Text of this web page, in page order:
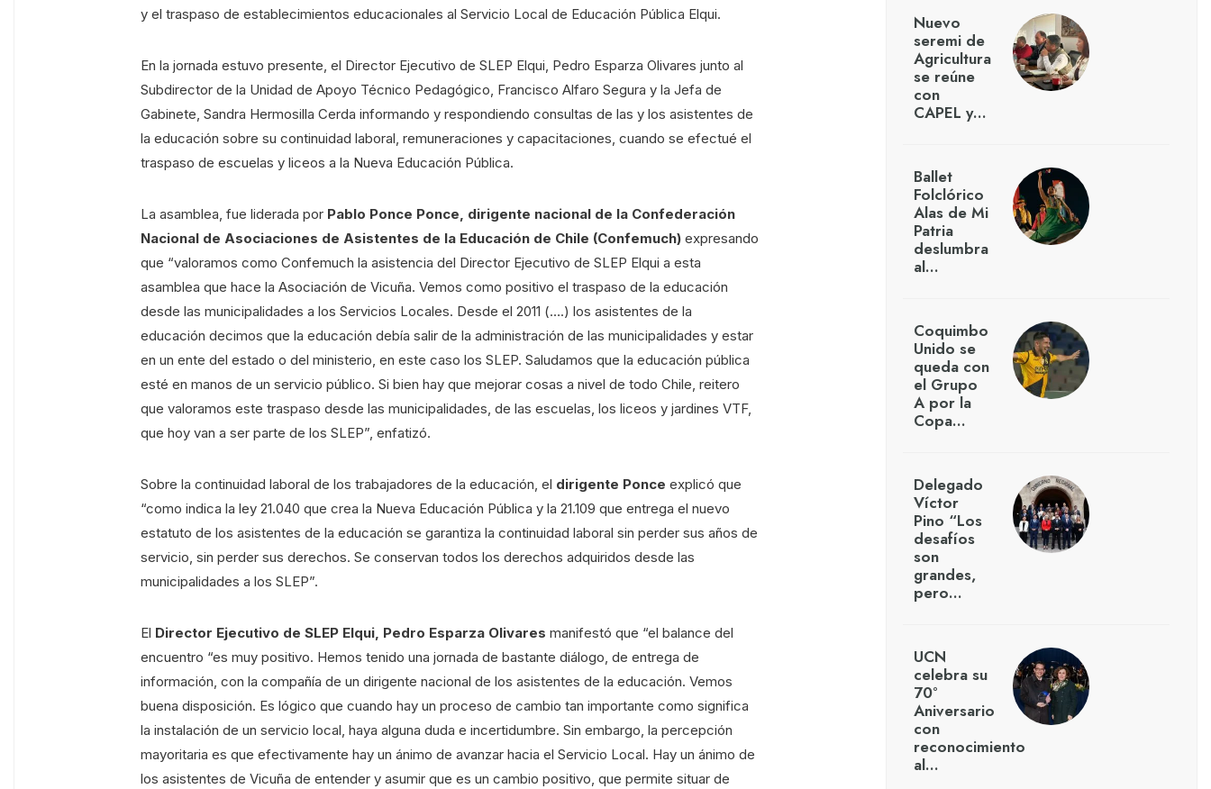
y el traspaso de establecimientos educacionales al Servicio Local de Educación Pública Elqui.
En la jornada estuvo presente, el Director Ejecutivo de SLEP Elqui, Pedro Esparza Olivares junto al
Subdirector de la Unidad de Apoyo Técnico Pedagógico, Francisco Alfaro Segura y la Jefa de
Gabinete, Sandra Hermosilla Cerda informando y respondiendo consultas de las y los asistentes de
la educación sobre su continuidad laboral, remuneraciones y capacitaciones, cuando se efectué el
traspaso de escuelas y liceos a la Nueva Educación Pública.
La asamblea, fue liderada por Pablo Ponce Ponce, dirigente nacional de la Confederación
Nacional de Asociaciones de Asistentes de la Educación de Chile (Confemuch) expresando
que “valoramos como Confemuch la asistencia del Director Ejecutivo de SLEP Elqui a esta
asamblea que hace la Asociación de Vicuña. Vemos como positivo el traspaso de la educación
desde las municipalidades a los Servicios Locales. Desde el 2011 (….) los asistentes de la
educación decimos que la educación debía salir de la administración de las municipalidades y estar
en un ente del estado o del ministerio, en este caso los SLEP. Saludamos que la educación pública
esté en manos de un servicio público. Si bien hay que mejorar cosas a nivel de todo Chile, reitero
que valoramos este traspaso desde las municipalidades, de las escuelas, los liceos y jardines VTF,
que hoy van a ser parte de los SLEP”, enfatizó.
Sobre la continuidad laboral de los trabajadores de la educación, el dirigente Ponce explicó que
“como indica la ley 21.040 que crea la Nueva Educación Pública y la 21.109 que entrega el nuevo
estatuto de los asistentes de la educación se garantiza la continuidad laboral sin perder sus años de
servicio, sin perder sus derechos. Se conservan todos los derechos adquiridos desde las
municipalidades a los SLEP”.
El Director Ejecutivo de SLEP Elqui, Pedro Esparza Olivares manifestó que “el balance del
encuentro “es muy positivo. Hemos tenido una jornada de bastante diálogo, de entrega de
información, con la compañía de un dirigente nacional de los asistentes de la educación. Vemos
buena disposición. Es lógico que cuando hay un proceso de cambio tan importante como significa
la instalación de un servicio local, haya alguna duda e incertidumbre. Sin embargo, la percepción
mayoritaria es que efectivamente hay un ánimo de avanzar hacia el Servicio Local. Hay un ánimo de
los asistentes de Vicuña de entender y asumir que es un cambio positivo, que permite situar de
Nuevo
seremi de
Agricultura
se reúne
con
CAPEL y…
Ballet
Folclórico
Alas de Mi
Patria
deslumbra
al…
Coquimbo
Unido se
queda con
el Grupo
A por la
Copa…
Delegado
Víctor
Pino “Los
desafíos
son
grandes,
pero…
UCN
celebra su
70°
Aniversario
con
reconocimiento
al…